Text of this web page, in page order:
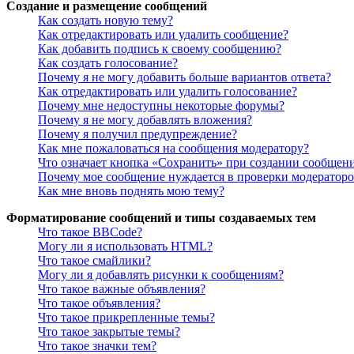
Создание и размещение сообщений
Как создать новую тему?
Как отредактировать или удалить сообщение?
Как добавить подпись к своему сообщению?
Как создать голосование?
Почему я не могу добавить больше вариантов ответа?
Как отредактировать или удалить голосование?
Почему мне недоступны некоторые форумы?
Почему я не могу добавлять вложения?
Почему я получил предупреждение?
Как мне пожаловаться на сообщения модератору?
Что означает кнопка «Сохранить» при создании
Почему мое сообщение нуждается в проверки
Как мне вновь поднять мою тему?
Форматирование сообщений и типы создаваемых тем
Что такое BBCode?
Могу ли я использовать HTML?
Что такое смайлики?
Могу ли я добавлять рисунки к сообщениям?
Что такое важные объявления?
Что такое объявления?
Что такое прикрепленные темы?
Что такое закрытые темы?
Что такое значки тем?